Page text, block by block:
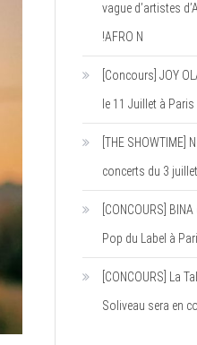
vague d’artistes
!AFRO N
[Concours] JOY
le 11 Juillet à Paris
[THE
concerts du 3
[CONCOURS]
Pop du Label à
[CONCOURS] La
Soliveau sera en